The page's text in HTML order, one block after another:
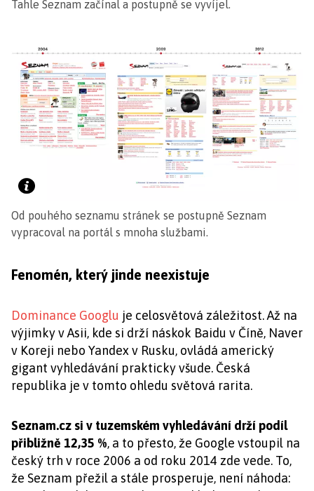
Tahle Seznam začínal a postupně se vyvíjel.
Od pouhého seznamu stránek se postupně Seznam
vypracoval na portál s mnoha službami.
Fenomén, který jinde neexistuje
Dominance Googlu je celosvětová záležitost. Až na
výjimky v Asii, kde si drží náskok Baidu v Číně, Naver
v Koreji nebo Yandex v Rusku, ovládá americký
gigant vyhledávání prakticky všude. Česká
republika je v tomto ohledu světová rarita.
Seznam.cz si v tuzemském vyhledávání drží podíl
přibližně 12,35 %, a to přesto, že Google vstoupil na
český trh v roce 2006 a od roku 2014 zde vede. To,
že Seznam přežil a stále prosperuje, není náhoda: